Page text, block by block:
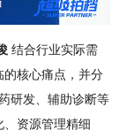
结合行业实际需
的核心痛点，并分
研发、辅助诊断等
资源管理精细